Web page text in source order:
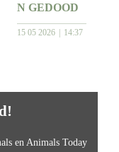
N GEDOOD
15 05 2026 14:37
en Animals Today